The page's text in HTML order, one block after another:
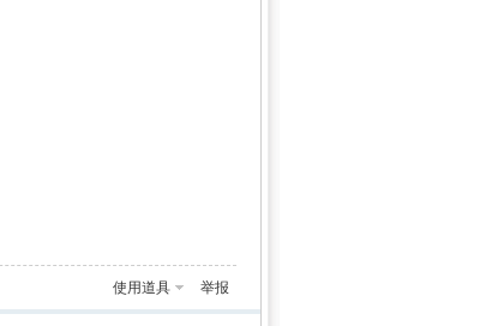
使用道具 举报